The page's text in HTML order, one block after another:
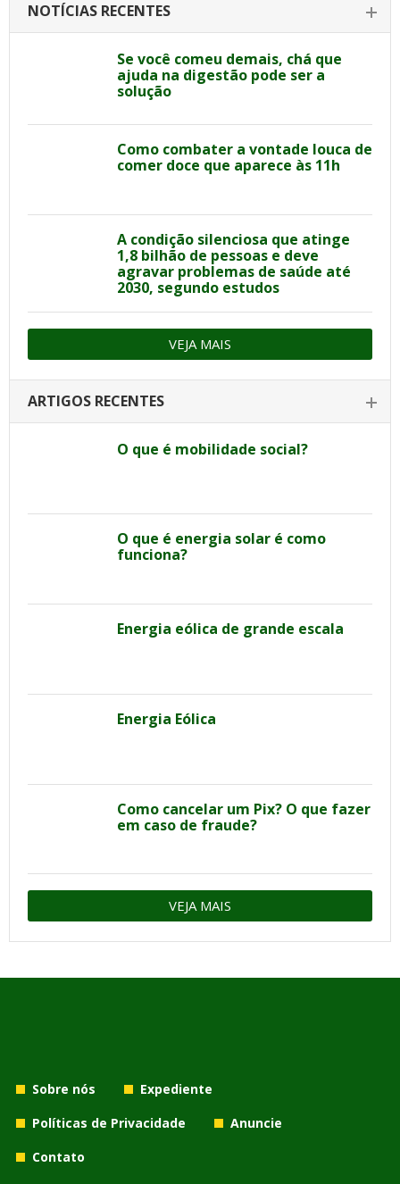
NOTÍCIAS RECENTES
Se você comeu demais, chá que
ajuda na digestão pode ser a
solução
Como combater a vontade louca de
comer doce que aparece às 11h
A condição silenciosa que atinge
1,8 bilhão de pessoas e deve
agravar problemas de saúde até
2030, segundo estudos
VEJA MAIS
ARTIGOS RECENTES
O que é mobilidade social?
O que é energia solar é como
funciona?
Energia eólica de grande escala
Energia Eólica
Como cancelar um Pix? O que fazer
em caso de fraude?
VEJA MAIS
Sobre nós
Expediente
Políticas de Privacidade
Anuncie
Contato